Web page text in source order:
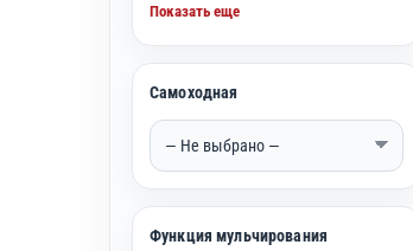
Показать еще
Самоходная
Функция мульчирования